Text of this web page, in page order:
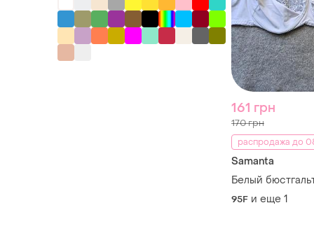
161 грн
170 грн
распродажа до
Samanta
Белый
95F и еще 1